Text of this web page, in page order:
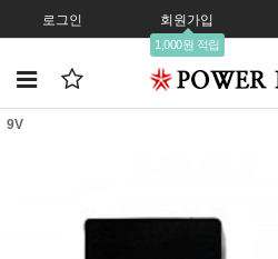
로그인 회원가입
1,000원 적립
9V